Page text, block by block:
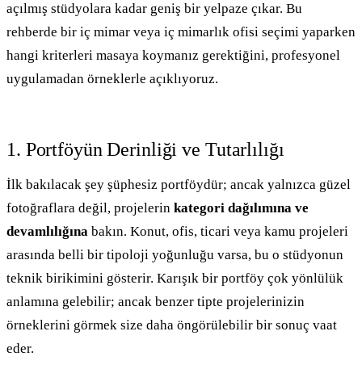
açılmış stüdyolara kadar geniş bir yelpaze çıkar. Bu
rehberde bir iç mimar veya iç mimarlık ofisi seçimi yaparken
hangi kriterleri masaya koymanız gerektiğini, profesyonel
uygulamadan örneklerle açıklıyoruz.
1. Portföyün Derinliği ve Tutarlılığı
İlk bakılacak şey şüphesiz portföydür; ancak yalnızca güzel
fotoğraflara değil, projelerin kategori dağılımına ve
devamlılığına bakın. Konut, ofis, ticari veya kamu projeleri
arasında belli bir tipoloji yoğunluğu varsa, bu o stüdyonun
teknik birikimini gösterir. Karışık bir portföy çok yönlülük
anlamına gelebilir; ancak benzer tipte projelerinizin
örneklerini görmek size daha öngörülebilir bir sonuç vaat
eder.